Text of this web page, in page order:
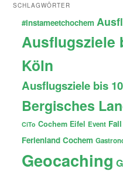
SCHLAGWÖRTER
#instameetchochem
Ausflugsziele
Köln
Ausflugsziele bis
Bergisches
CiTo Cochem Eifel Event Fail
Ferienland Cochem
Geocaching